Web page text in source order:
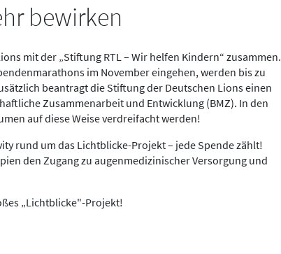
bewirken
mit der „Stiftung RTL – Wir helfen Kindern“ zusammen.
im November eingehen, werden bis zu
beantragt die Stiftung der Deutschen Lions einen
Zusammenarbeit und Entwicklung (BMZ). In den
auf diese Weise verdreifacht werden!
rund um das Lichtblicke-Projekt – jede Spende zählt!
den Zugang zu augenmedizinischer Versorgung und
„Lichtblicke"-Projekt!